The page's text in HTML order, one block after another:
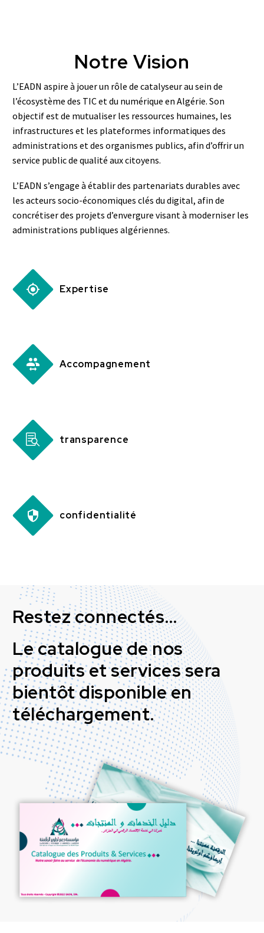
Notre Vision
L’EADN aspire à jouer un rôle de catalyseur au sein de
l’écosystème des TIC et du numérique en Algérie. Son
objectif est de mutualiser les ressources humaines, les
infrastructures et les plateformes informatiques des
administrations et des organismes publics, afin d’offrir un
service public de qualité aux citoyens.
L’EADN s’engage à établir des partenariats durables avec
les acteurs socio-économiques clés du digital, afin de
concrétiser des projets d’envergure visant à moderniser les
administrations publiques algériennes.

 Expertise

 Accompagnement

 transparence

 confidentialité
Restez connectés…
Le catalogue de nos
produits et services sera
bientôt disponible en
téléchargement.